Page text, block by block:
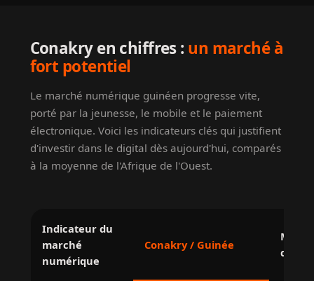
Conakry en chiffres : un marché à
fort potentiel
Le marché numérique guinéen progresse vite,
porté par la jeunesse, le mobile et le paiement
électronique. Voici les indicateurs clés qui justifient
d'investir dans le digital dès aujourd'hui, comparés
à la moyenne de l'Afrique de l'Ouest.
Indicateur du
marché
numérique
Conakry / Guinée
de